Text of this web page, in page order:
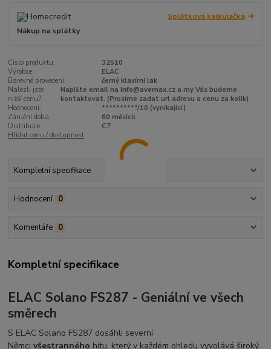
Splátková kalkulačka
Nákup na splátky
Číslo produktu:
32510
Výrobce:
ELAC
Barevné provedení:
černý klavírní lak
Nalezli jste
nižší cenu?:
Napište email na info@avemax.cz a my Vás budeme
kontaktovat. (Prosíme zadat url adresu a cenu za kolik)
Hodnocení:
**********/10 (vynikající)
Záruční doba:
60 měsíců
Distribuce:
CZ
Hlídat cenu / dostupnost
Kompletní specifikace
Hodnocení 0
Komentáře 0
Kompletní specifikace
ELAC Solano FS287 - Geniální ve všech
směrech
S ELAC Solano FS287 dosáhli severní
Němcivšestranného hitu, který v každém ohledu vyvolává široký